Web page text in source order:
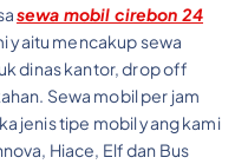
sewa mobil cirebon 24
yaitu mencakup sewa
dinas kantor, drop off
Sewa mobil per jam
jenis tipe mobil yang kami
Hiace, Elf dan Bus